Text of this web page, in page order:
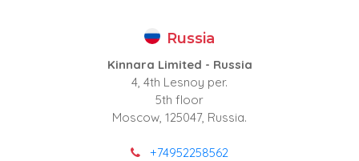
Russia
Kinnara Limited - Russia
4, 4th Lesnoy per.
5th floor
Moscow, 125047, Russia.
+74952258562